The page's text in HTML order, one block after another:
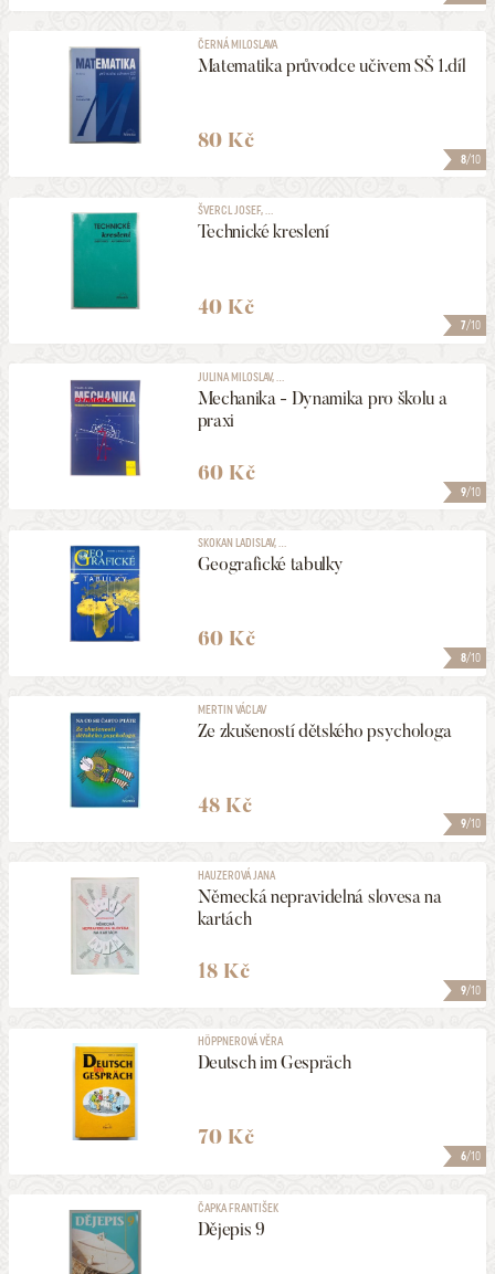
8/10
ČERNÁ MILOSLAVA
Matematika průvodce učivem SŠ 1.díl
80 Kč
7/10
ŠVERCL JOSEF, ...
Technické kreslení
40 Kč
9/10
JULINA MILOSLAV, ...
Mechanika - Dynamika pro školu a
praxi
60 Kč
8/10
SKOKAN LADISLAV, ...
Geografické tabulky
60 Kč
9/10
MERTIN VÁCLAV
Ze zkušeností dětského psychologa
48 Kč
9/10
HAUZEROVÁ JANA
Německá nepravidelná slovesa na
kartách
18 Kč
6/10
HÖPPNEROVÁ VĚRA
Deutsch im Gespräch
70 Kč
ČAPKA FRANTIŠEK
Dějepis 9